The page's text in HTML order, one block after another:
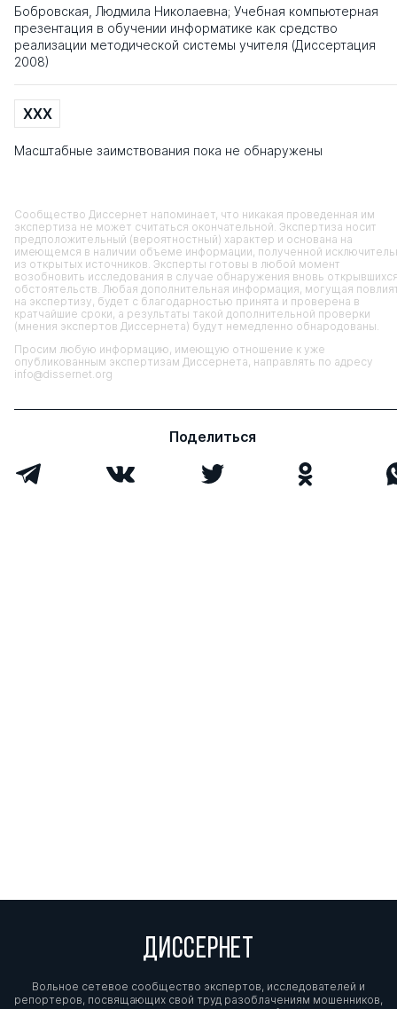
Бобровская, Людмила Николаевна; Учебная компьютерная
презентация в обучении информатике как средство
реализации методической системы учителя (Диссертация
2008)
XXX
Масштабные заимствования пока не обнаружены
Сообщество Диссернет напоминает, что никакая проведенная им
экспертиза не может считаться окончательной. Экспертиза носит
предположительный (вероятностный) характер и основана на
имеющемся в наличии объеме информации, полученной
из открытых источников. Эксперты готовы в любой момент
возобновить исследования в случае обнаружения вновь
обстоятельств. Любая дополнительная информация, могущая
на экспертизу, будет с благодарностью принята и проверена в
кратчайшие сроки, а результаты такой дополнительной проверки
(мнения экспертов Диссернета) будут немедленно обнародованы.
Просим любую информацию, имеющую отношение к уже
опубликованным экспертизам Диссернета, направлять по адресу
info@dissernet.org
Поделиться
ДИССЕРНЕТ
Вольное сетевое сообщество экспертов, исследователей и
репортеров, посвящающих свой труд разоблачениям мошенников,